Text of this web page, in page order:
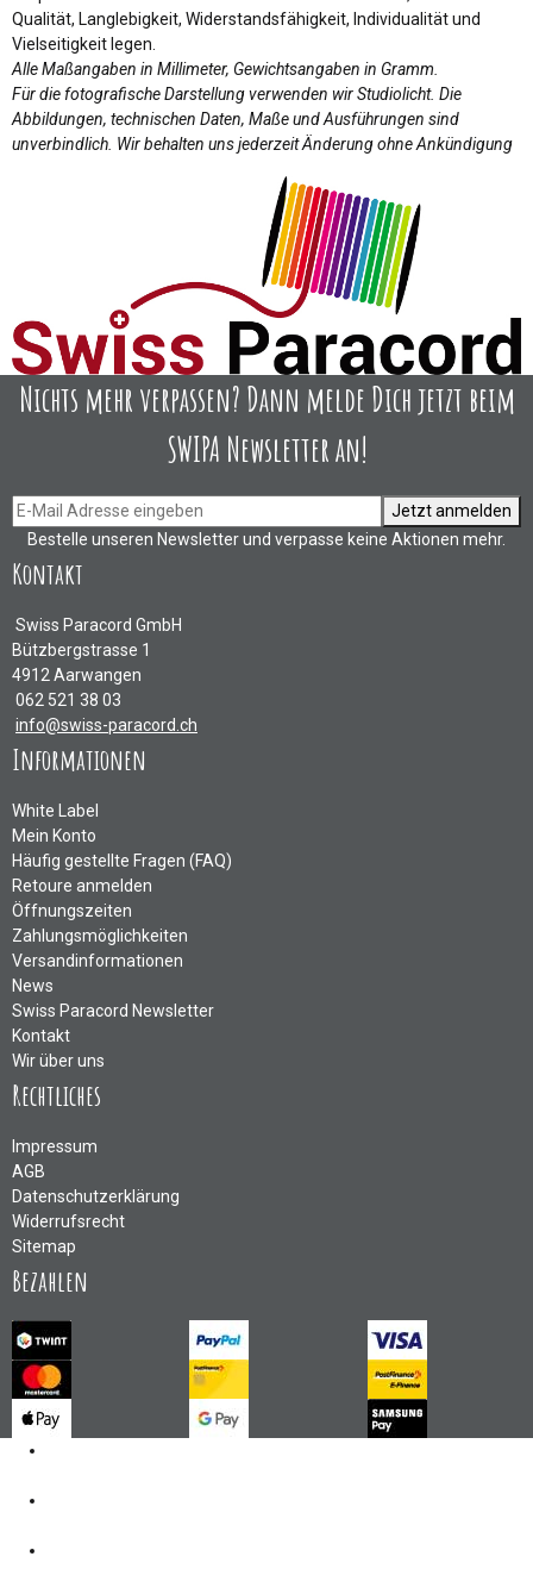
Qualität, Langlebigkeit, Widerstandsfähigkeit, Individualität und
Vielseitigkeit legen.
Alle Maßangaben in Millimeter, Gewichtsangaben in Gramm.
Für die fotografische Darstellung verwenden wir Studiolicht. Die
Abbildungen, technischen Daten, Maße und Ausführungen sind
unverbindlich. Wir behalten uns jederzeit Änderung ohne Ankündigung
Nichts mehr verpassen? Dann melde Dich jetzt beim
SWIPA Newsletter an!
Jetzt anmelden
Bestelle unseren Newsletter und verpasse keine Aktionen mehr.
Kontakt
Swiss Paracord GmbH
Bützbergstrasse 1
4912 Aarwangen
062 521 38 03
info@swiss-paracord.ch
Informationen
White Label
Mein Konto
Häufig gestellte Fragen (FAQ)
Retoure anmelden
Öffnungszeiten
Zahlungsmöglichkeiten
Versandinformationen
News
Swiss Paracord Newsletter
Kontakt
Wir über uns
Rechtliches
Impressum
AGB
Datenschutzerklärung
Widerrufsrecht
Sitemap
Bezahlen